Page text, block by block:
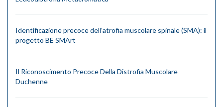
Identificazione precoce dell’atrofia muscolare spinale (SMA): il
progetto BE SMArt
Il Riconoscimento Precoce Della Distrofia Muscolare
Duchenne